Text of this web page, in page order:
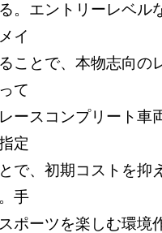
。エントリーレベル
イ
ことで、本物志向の
て
ースコンプリート車
定
で、初期コストを抑
手
ポーツを楽しむ環境